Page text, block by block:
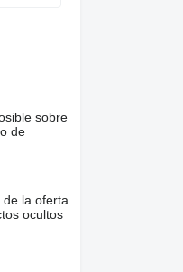
sobre
de
la oferta
ocultos